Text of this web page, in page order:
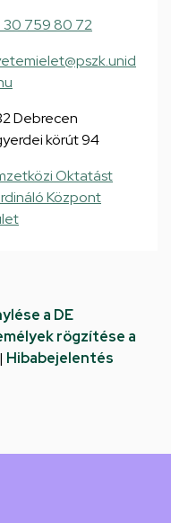
30 759 80 72
Debrecen
körút 94
Oktatást
Központ
a DE
rögzítése a
| Hibabejelentés